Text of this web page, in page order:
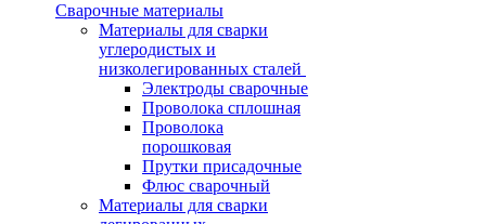
Сварочные материалы
Материалы для сварки
углеродистых и
низколегированных сталей
Электроды сварочные
Проволока сплошная
Проволока
порошковая
Прутки присадочные
Флюс сварочный
Материалы для сварки